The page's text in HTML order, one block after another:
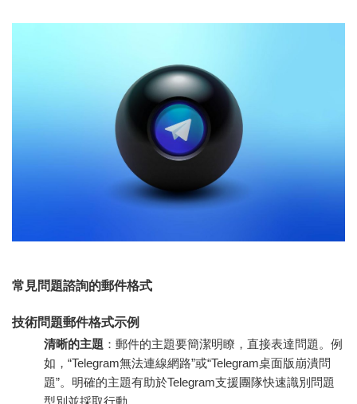
常見問題諮詢的郵件格式
技術問題郵件格式示例
清晰的主題 ：郵件的主題要簡潔明瞭，直接表達問題。例
如，“Telegram無法連線網路”或“Telegram桌面版崩潰問
題”。明確的主題有助於Telegram支援團隊快速識別問題